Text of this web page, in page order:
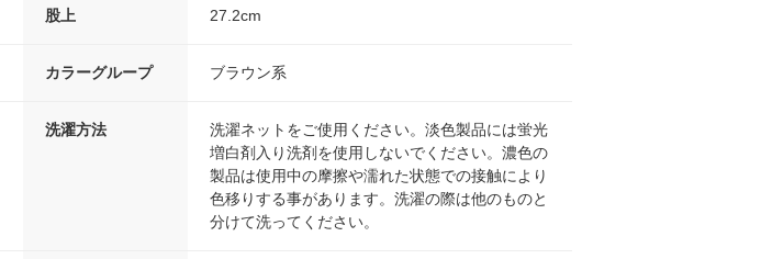
股上 27.2cm
カラーグループ ブラウン系
洗濯方法
洗濯ネットをご使用ください。淡色製品には蛍光
増白剤入り洗剤を使用しないでください。濃色の
製品は使用中の摩擦や濡れた状態での接触により
色移りする事があります。洗濯の際は他のものと
分けて洗ってください。